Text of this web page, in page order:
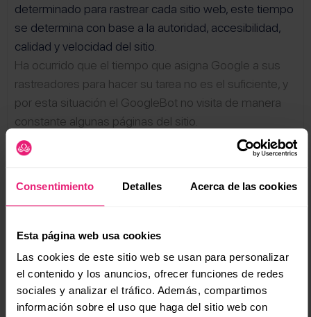
Consentimiento Detalles Acerca de las cookies
Esta página web usa cookies
Las cookies de este sitio web se usan para personalizar
el contenido y los anuncios, ofrecer funciones de redes
sociales y analizar el tráfico. Además, compartimos
información sobre el uso que haga del sitio web con
Glosario de SEO
determinado para rastrear cada sitio web, este tiempo
se determina con base a la autoridad, accesibilidad,
calidad y velocidad del sitio.
Ha ocurrido que el tiempo que asigna Google a sus
rastreadores para hacer su tarea no es el suficiente, y
por esta situación el GoogleBot no visita de manera
constante algunas páginas del sitio.
Densidad de keywords
Dominio preferido (con o sin www)
Encabezados (H1, H2, H3...)